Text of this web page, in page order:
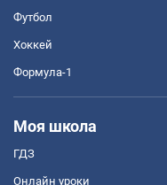
Футбол
Хоккей
Формула-1
Моя школа
ГДЗ
Онлайн уроки